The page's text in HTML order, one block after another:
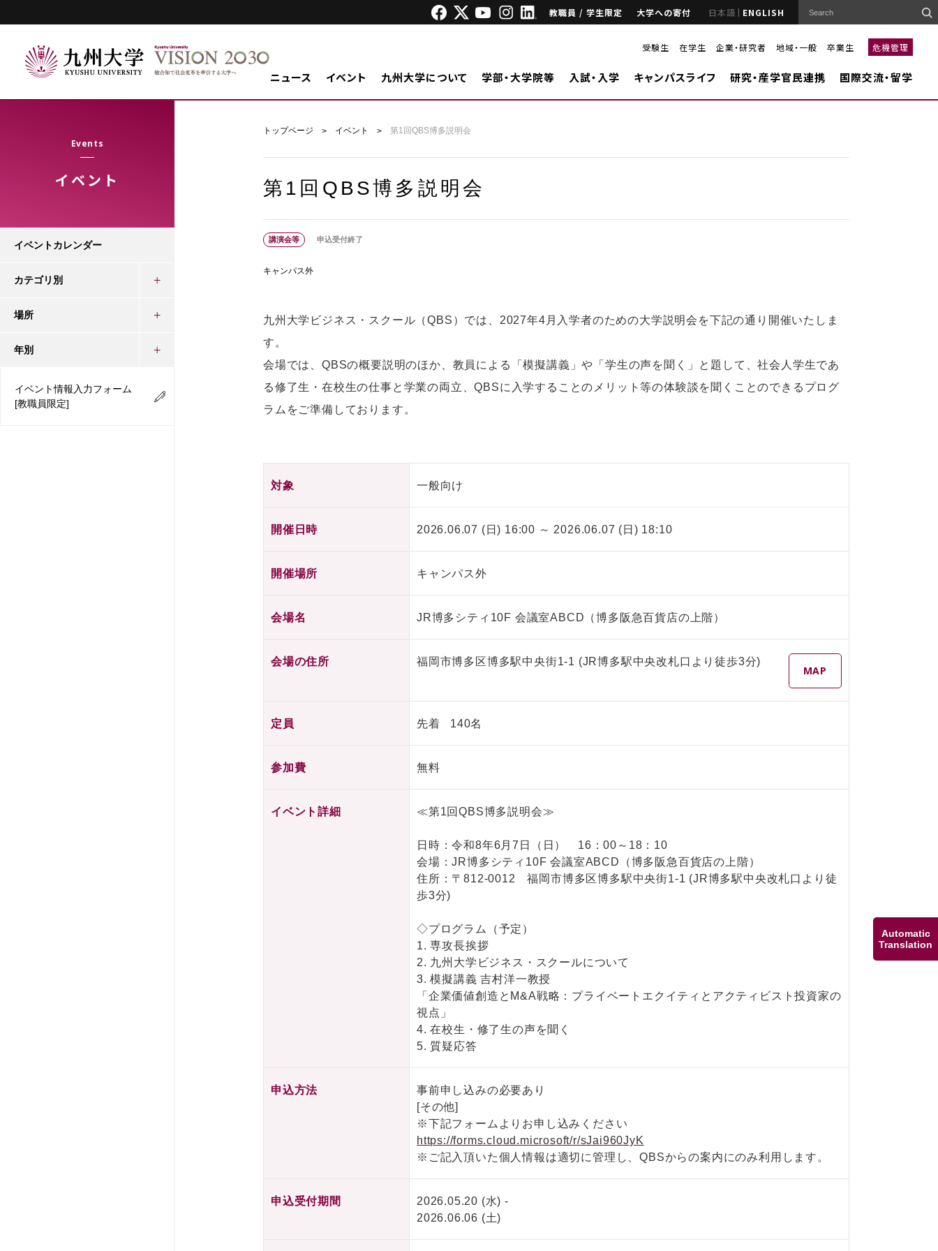
Automatic
Translation
教職員 / 学生限定 大学への寄付 日本語 ENGLISH
受験生 在学生 企業・研究者 地域・一般 卒業生 危機管理
ニュース イベント 九州大学について 学部・大学院等 入試・入学 キャンパスライフ 研究・産学官民連携 国際交流・留学
Events
イベント
トップページ イベント 第1回QBS博多説明会
第1回QBS博多説明会
講演会等 申込受付終了
キャンパス外
九州大学ビジネス・スクール（QBS）では、2027年4月入学者のための大学説明会を下記の通り開催いたしま
す。
会場では、QBSの概要説明のほか、教員による「模擬講義」や「学生の声を聞く」と題して、社会人学生であ
る修了生・在校生の仕事と学業の両立、QBSに入学することのメリット等の体験談を聞くことのできるプログ
ラムをご準備しております。
対象 一般向け
開催日時 2026.06.07 (日) 16:00 ～ 2026.06.07 (日) 18:10
開催場所 キャンパス外
会場名 JR博多シティ10F 会議室ABCD（博多阪急百貨店の上階）
会場の住所
MAP
福岡市博多区博多駅中央街1-1 (JR博多駅中央改札口より徒歩3分)
定員 先着 140名
参加費 無料
イベント詳細 ≪第1回QBS博多説明会≫
日時：令和8年6月7日（日） 16：00～18：10
会場：JR博多シティ10F 会議室ABCD（博多阪急百貨店の上階）
住所：〒812-0012 福岡市博多区博多駅中央街1-1 (JR博多駅中央改札口より徒
歩3分)
◇プログラム（予定）
1. 専攻長挨拶
2. 九州大学ビジネス・スクールについて
3. 模擬講義 吉村洋一教授
「企業価値創造とM&A戦略：プライベートエクイティとアクティビスト投資家の
視点」
4. 在校生・修了生の声を聞く
5. 質疑応答
申込方法
事前申し込みの必要あり
[その他]
※下記フォームよりお申し込みください
https://forms.cloud.microsoft/r/sJai960JyK
※ご記入頂いた個人情報は適切に管理し、QBSからの案内にのみ利用します。
申込受付期間
2026.05.20 (水) -
2026.06.06 (土)
イベントカレンダー
カテゴリ別
場所
年別
イベント情報入力フォーム
[教職員限定]